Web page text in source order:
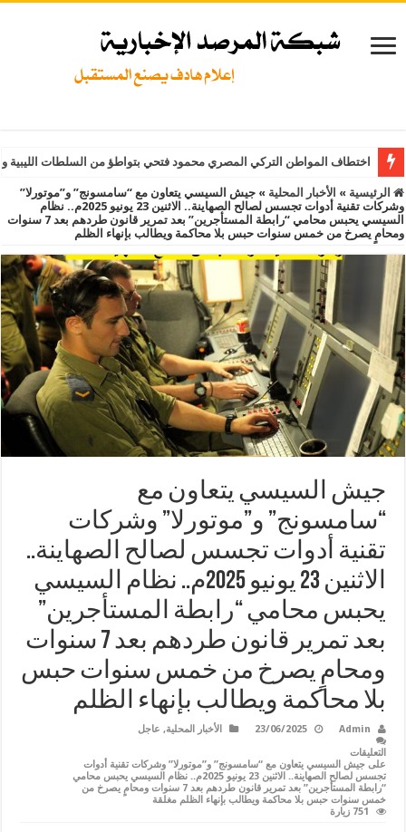
اختطاف المواطن التركي المصري محمود فتحي بتواطؤ من السلطات
الرئيسية » الأخبار المحلية » جيش السيسي يتعاون مع “سامسونج” و”موتورلا”
وشركات تقنية أدوات تجسس لصالح الصهاينة.. الاثنين 23 يونيو 2025م.. نظام
السيسي يحبس محامي “رابطة المستأجرين” بعد تمرير قانون طردهم بعد 7 سنوات
ومحامٍ يصرخ من خمس سنوات حبس بلا محاكمة ويطالب بإنهاء الظلم
جيش السيسي يتعاون مع
“سامسونج” و”موتورلا” وشركات
تقنية أدوات تجسس لصالح الصهاينة..
الاثنين 23 يونيو 2025م.. نظام السيسي
يحبس محامي “رابطة المستأجرين”
بعد تمرير قانون طردهم بعد 7 سنوات
ومحامٍ يصرخ من خمس سنوات حبس
بلا محاكمة ويطالب بإنهاء الظلم
Admin
23/06/2025 الأخبار المحلية, عاجل
التعليقات
على جيش السيسي يتعاون مع “سامسونج” و”موتورلا” وشركات تقنية أدوات
تجسس لصالح الصهاينة.. الاثنين 23 يونيو 2025م.. نظام السيسي يحبس محامي
“رابطة المستأجرين” بعد تمرير قانون طردهم بعد 7 سنوات ومحامٍ يصرخ من
خمس سنوات حبس بلا محاكمة ويطالب بإنهاء الظلم مغلقة
751 زيارة